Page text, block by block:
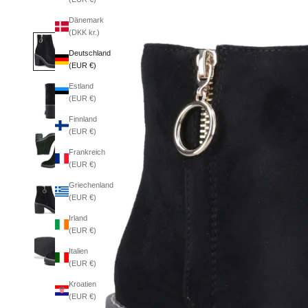
Dänemark
(DKK kr.)
Deutschland
(EUR €)
Estland
(EUR €)
Finnland
(EUR €)
Frankreich
(EUR €)
Griechenland
(EUR €)
Irland
(EUR €)
Italien
(EUR €)
Kroatien
(EUR €)